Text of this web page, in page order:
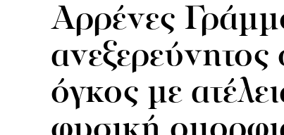
Αρρένες
ανεξερεύνητος
όγκος με